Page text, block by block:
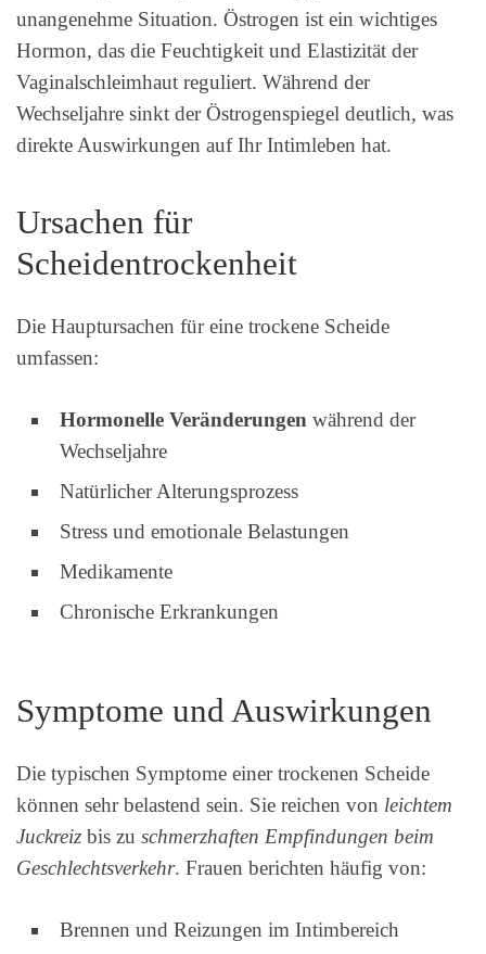
unangenehme Situation. Östrogen ist ein wichtiges
Hormon, das die Feuchtigkeit und Elastizität der
Vaginalschleimhaut reguliert. Während der
Wechseljahre sinkt der Östrogenspiegel deutlich, was
direkte Auswirkungen auf Ihr Intimleben hat.
Ursachen für
Scheidentrockenheit
Die Hauptursachen für eine trockene Scheide
umfassen:
Hormonelle Veränderungen während der
Wechseljahre
Natürlicher Alterungsprozess
Stress und emotionale Belastungen
Medikamente
Chronische Erkrankungen
Symptome und Auswirkungen
Die typischen Symptome einer trockenen Scheide
können sehr belastend sein. Sie reichen von leichtem
Juckreiz bis zu schmerzhaften Empfindungen beim
Geschlechtsverkehr. Frauen berichten häufig von:
Brennen und Reizungen im Intimbereich